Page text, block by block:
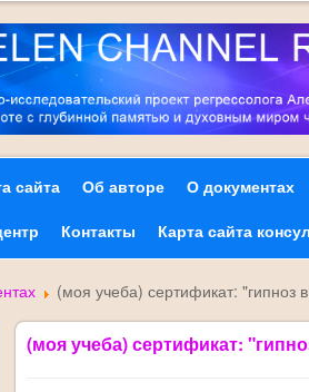
сайта Об авторе
О документах
Контакты Карта сайта
(моя учеба) сертификат: "гипноз
(моя учеба) сертификат: